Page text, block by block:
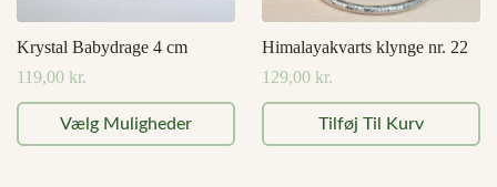
Krystal Babydrage 4 cm
119,00 kr.
Vælg Muligheder
Himalayakvarts klynge nr. 22
129,00 kr.
Tilføj Til Kurv